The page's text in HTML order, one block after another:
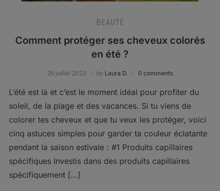
BEAUTÉ
Comment protéger ses cheveux colorés
en été ?
26 juillet 2023 by Laura D. 0 comments
L’été est là et c’est le moment idéal pour profiter du
soleil, de la plage et des vacances. Si tu viens de
colorer tes cheveux et que tu veux les protéger, voici
cinq astuces simples pour garder ta couleur éclatante
pendant la saison estivale : #1 Produits capillaires
spécifiques Investis dans des produits capillaires
spécifiquement […]